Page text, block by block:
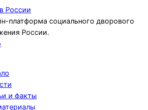
в России
платформа социального дворового
России.
и факты